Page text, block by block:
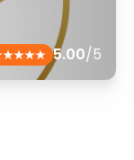
5.00/5